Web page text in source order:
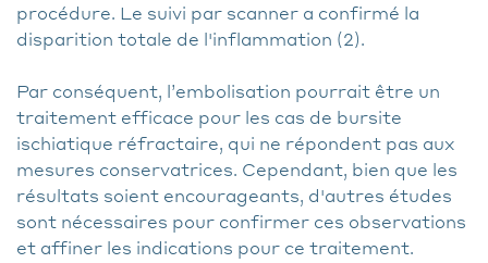
procédure. Le suivi par scanner a confirmé la
disparition totale de l'inflammation (2).
Par conséquent, l’embolisation pourrait être un
traitement efficace pour les cas de bursite
ischiatique réfractaire, qui ne répondent pas aux
mesures conservatrices. Cependant, bien que les
résultats soient encourageants, d'autres études
sont nécessaires pour confirmer ces observations
et affiner les indications pour ce traitement.